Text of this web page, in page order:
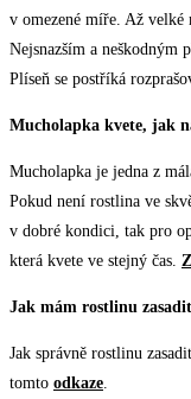
v omezené míře. Až
Nejsnazším a neškodným
Plíseň se postříká
Mucholapka kvete, jak
Mucholapka je jedna z
Pokud není rostlina ve
v dobré kondici, tak pro
která kvete ve stejný čas.
Jak mám rostlinu
Jak správně rostlinu
tomto odkaze